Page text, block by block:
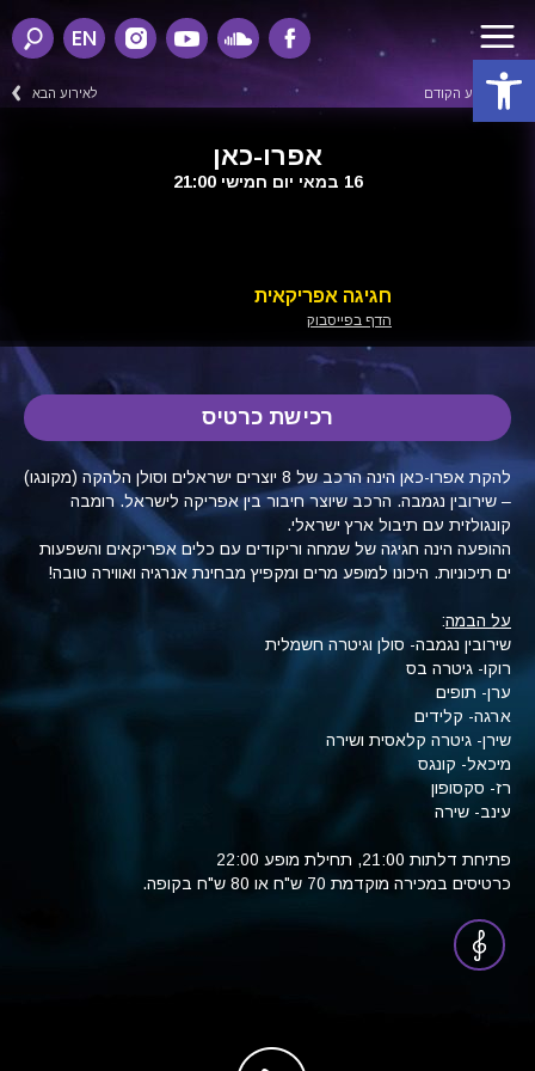
פתח סרגל נגישות
EN
לאירוע הקודם לאירוע הבא
אפרו-כאן
16 במאי יום חמישי 21:00
חגיגה אפריקאית
הדף בפייסבוק
רכישת כרטיס
להקת אפרו-כאן הינה הרכב של 8 יוצרים ישראלים וסולן הלהקה (מקונגו)
– שירובין נגמבה. הרכב שיוצר חיבור בין אפריקה לישראל. רומבה
קונגולזית עם תיבול ארץ ישראלי.
ההופעה הינה חגיגה של שמחה וריקודים עם כלים אפריקאים והשפעות
ים תיכוניות. היכונו למופע מרים ומקפיץ מבחינת אנרגיה ואווירה טובה!
על הבמה:
שירובין נגמבה- סולן וגיטרה חשמלית
רוקו- גיטרה בס
ערן- תופים
ארגה- קלידים
שירן- גיטרה קלאסית ושירה
מיכאל- קונגס
רז- סקסופון
עינב- שירה
פתיחת דלתות 21:00, תחילת מופע 22:00
כרטיסים במכירה מוקדמת 70 ש"ח או 80 ש"ח בקופה.